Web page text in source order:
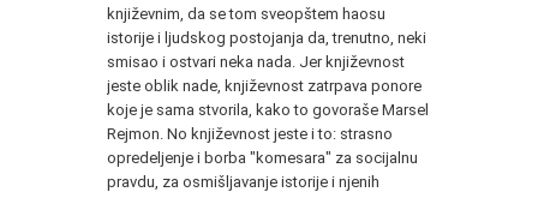
književnim, da se tom sveopštem haosu
istorije i ljudskog postojanja da, trenutno, neki
smisao i ostvari neka nada. Jer književnost
jeste oblik nade, književnost zatrpava ponore
koje je sama stvorila, kako to govoraše Marsel
Rejmon. No književnost jeste i to: strasno
opredeljenje i borba "komesara" za socijalnu
pravdu, za osmišljavanje istorije i njenih